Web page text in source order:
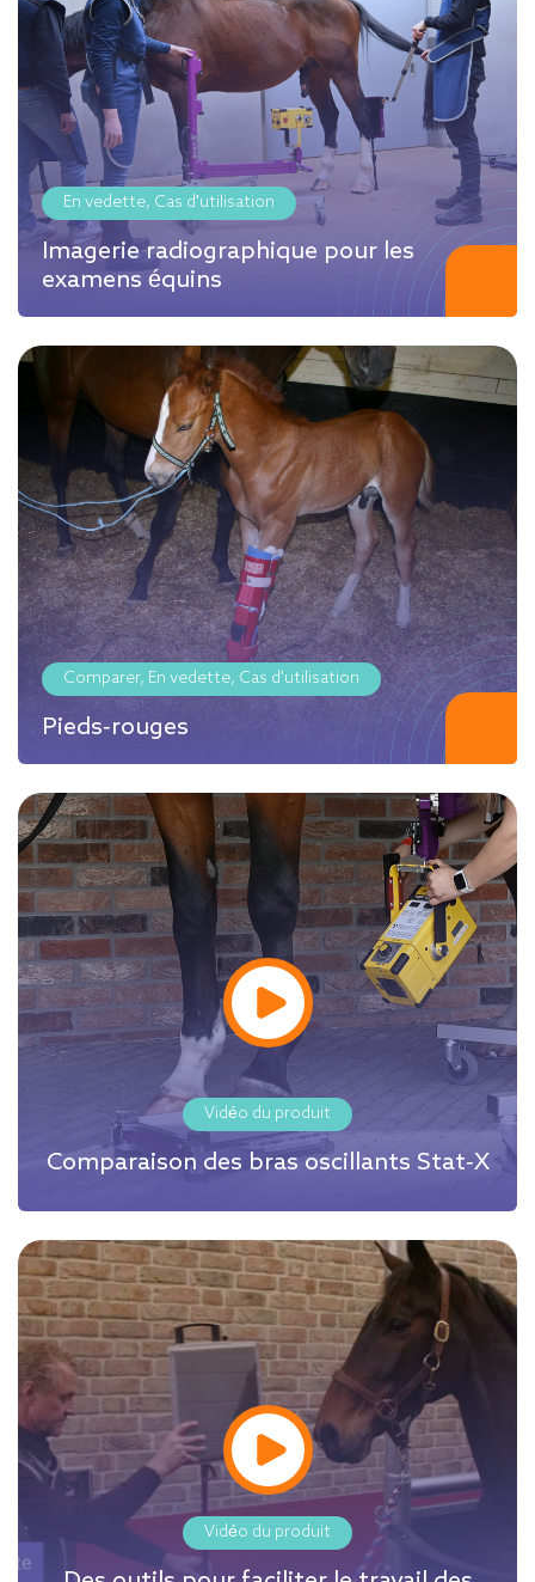
En vedette, Cas d'utilisation
Imagerie radiographique pour les
examens équins
Comparer, En vedette, Cas d'utilisation
Pieds-rouges
Vidéo du produit
Comparaison des bras oscillants Stat-X
Vidéo du produit